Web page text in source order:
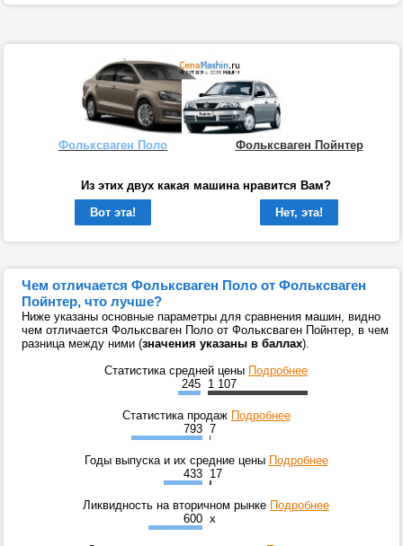
Фольксваген Поло Фольксваген Пойнтер
Из этих двух какая машина нравится Вам?
Вот эта!
Нет, эта!
Чем отличается Фольксваген Поло от Фольксваген
Пойнтер, что лучше?
Ниже указаны основные параметры для сравнения машин, видно
чем отличается Фольксваген Поло от Фольксваген Пойнтер, в чем
разница между ними (значения указаны в баллах).
Статистика средней цены Подробнее
245 1 107
Статистика продаж Подробнее
793 7
Годы выпуска и их средние цены Подробнее
433 17
Ликвидность на вторичном рынке Подробнее
600 x